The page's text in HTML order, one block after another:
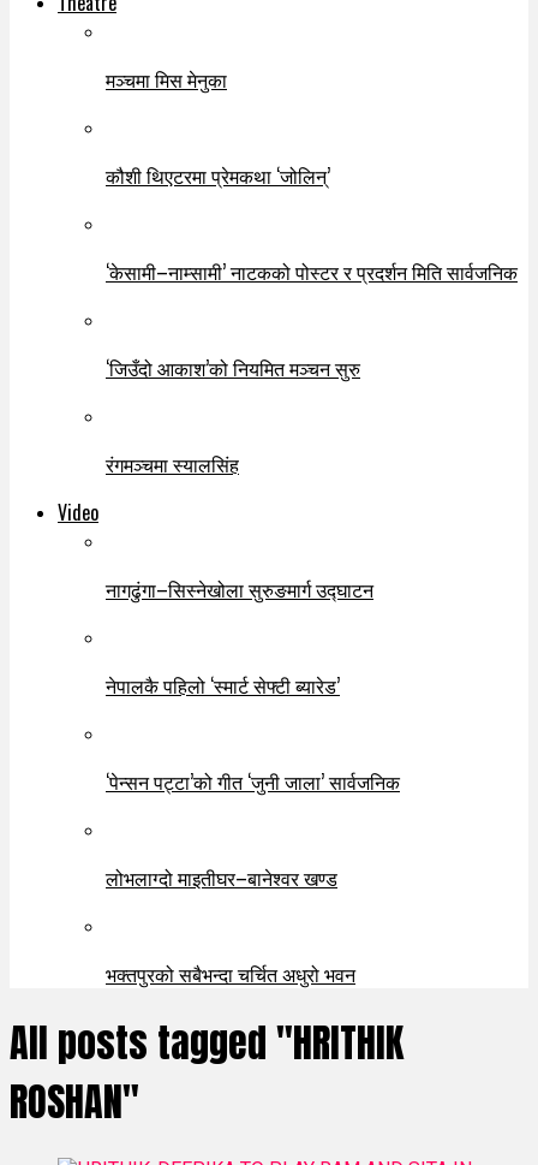
मञ्चमा मिस मेनुका
कौशी थिएटरमा प्रेमकथा ‘जोलिन्’
‘केसामी–नाम्सामी’ नाटकको पोस्टर र प्रदर्शन मिति सार्वजनिक
‘जिउँदो आकाश’को नियमित मञ्चन सुरु
रंगमञ्चमा स्यालसिंह
Video
नागढुंगा–सिस्नेखोला सुरुङमार्ग उद्घाटन
नेपालकै पहिलो ‘स्मार्ट सेफ्टी ब्यारेड’
‘पेन्सन पट्टा’को गीत ‘जुनी जाला’ सार्वजनिक
लोभलाग्दो माइतीघर–बानेश्वर खण्ड
भक्तपुरको सबैभन्दा चर्चित अधुरो भवन
All posts tagged "HRITHIK
ROSHAN"